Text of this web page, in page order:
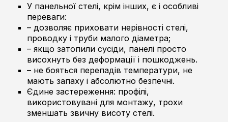
У панельної стелі, крім інших, є і особливі
переваги:
– дозволяє приховати нерівності стелі,
проводку і труби малого діаметра;
– якщо затопили сусіди, панелі просто
висохнуть без деформації і пошкоджень.
– не бояться перепадів температури, не
мають запаху і абсолютно безпечні.
Єдине застереження: профілі,
використовувані для монтажу, трохи
зменшать звичну висоту стелі.